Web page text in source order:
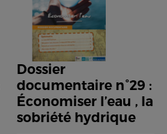
Dossier
documentaire n°29 :
Économiser l’eau , la
sobriété hydrique